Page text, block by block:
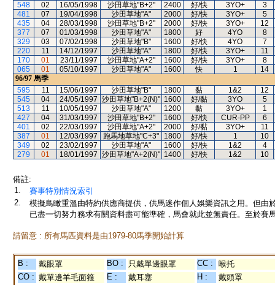
548
02 16/05/1998 沙田草地"B+2" 2400 好/快 3YO+
3
481
07 19/04/1998 沙田草地"A" 2000 好/快 3YO+
5
435
04 28/03/1998 沙田草地"B+2" 2000 好/快 3YO+
12
377
07 01/03/1998 沙田草地"A" 1800 好 4YO
8
329
03 07/02/1998 沙田草地"B" 1600 好/快 4YO
7
220
11 14/12/1997 沙田草地"A" 1800 好/快 3YO+
11
170
01 23/11/1997 沙田草地"A+2" 1600 好/快 3YO+
8
065
01 05/10/1997 沙田草地"A" 1600 快 1
14
96/97 馬季
595
11 15/06/1997 沙田草地"B" 1800 黏 1&2
12
545
04 24/05/1997 沙田草地"B+2(N)" 1600 好/黏 3YO
5
513
11 10/05/1997 沙田草地"A" 1200 黏 3YO+
1
427
04 31/03/1997 沙田草地"B+2" 1600 好/快 CUR-PP
6
401
02 22/03/1997 沙田草地"A+2" 2000 好/黏 3YO+
11
387
01 12/03/1997 跑馬地草地"C+3" 1800 好/快 1
10
349
02 23/02/1997 沙田草地"A" 1600 好/快 1&2
4
279
01 18/01/1997 沙田草地"A+2(N)" 1400 好/快 1&2 10
備註:
1.
賽事特別情況索引
2.
模擬鳥瞰重溫由特約供應商提供，供馬迷作個人娛樂資訊之用。但
已盡一切努力務求有關資料盡可能準確，馬會就此並無責任。至於賽
請留意 : 所有馬匹資料是由1979-80馬季開始計算
B : 戴眼罩 BO : 只戴單邊眼罩 CC :
喉托
CO : 戴單邊羊毛面箍 E : 戴耳塞 H :
戴頭罩